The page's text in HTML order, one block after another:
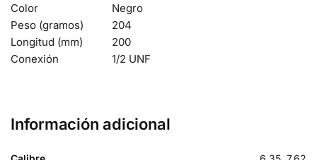
Color
Negro
Peso (gramos)
204
Longitud (mm)
200
Conexión
1/2 UNF
Información adicional